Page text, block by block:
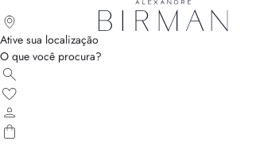
Ative sua localização
O que você procura?